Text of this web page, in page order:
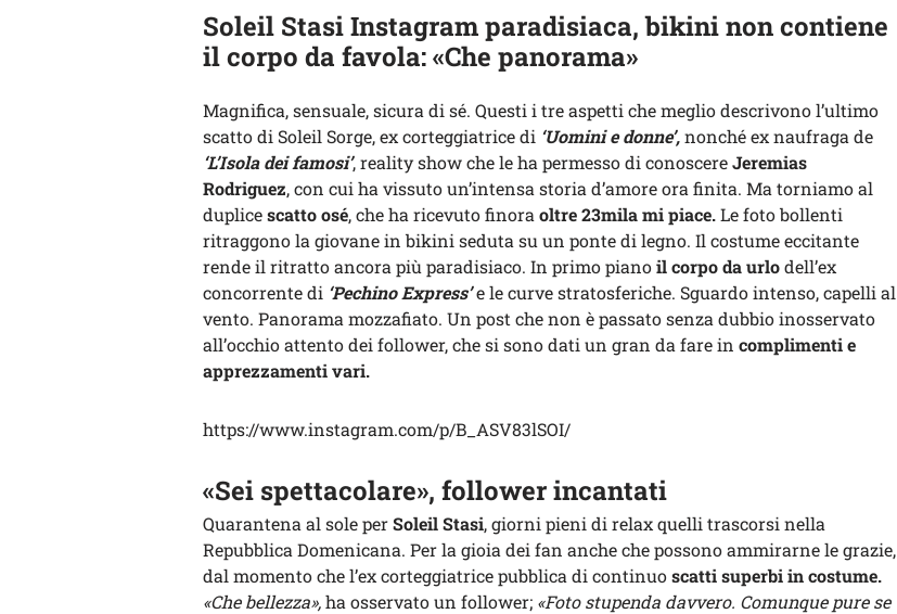
Soleil Stasi Instagram paradisiaca, bikini non contiene
il corpo da favola: «Che panorama»
Magnifica, sensuale, sicura di sé. Questi i tre aspetti che meglio descrivono l’ultimo
scatto di Soleil Sorge, ex corteggiatrice di ‘Uomini e donne’,nonché ex naufraga de
‘L’Isola dei famosi’, reality show che le ha permesso di conoscereJeremias
Rodriguez, con cui ha vissuto un’intensa storia d’amore ora finita. Ma torniamo al
duplicescatto osé, che ha ricevuto finora oltre 23mila mi piace.Le foto bollenti
ritraggono la giovane in bikini seduta su un ponte di legno. Il costume eccitante
rende il ritratto ancora più paradisiaco. In primo pianoil corpo da urlodell’ex
concorrente di ‘Pechino Express’e le curve stratosferiche. Sguardo intenso, capelli al
vento. Panorama mozzafiato. Un post che non è passato senza dubbio inosservato
all’occhio attento dei follower, che si sono dati un gran da fare in complimenti e
apprezzamenti vari.
https://www.instagram.com/p/B_ASV83lSOI/
«Sei spettacolare», follower incantati
Quarantena al sole perSoleil Stasi, giorni pieni di relax quelli trascorsi nella
Repubblica Domenicana. Per la gioia dei fan anche che possono ammirarne le grazie,
dal momento che l’ex corteggiatrice pubblica di continuoscatti superbi in costume.
«Che bellezza»,ha osservato un follower; «Foto stupenda davvero. Comunque pure se